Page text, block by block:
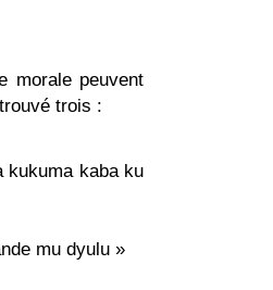
morale peuvent
trois :
kukuma kaba ku
mu dyulu »